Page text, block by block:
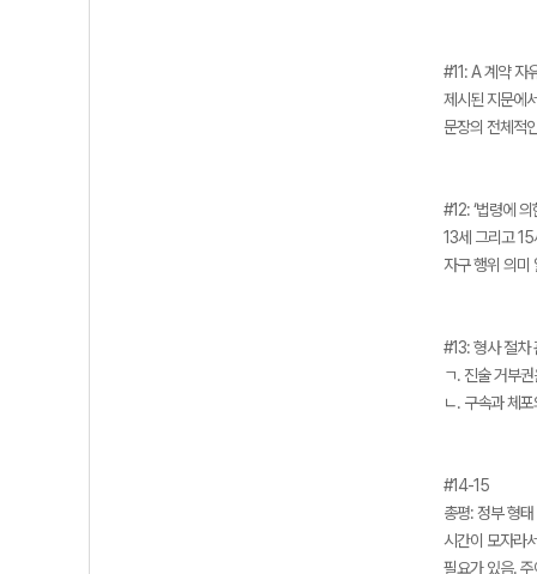
#11: A 계약 자
제시된 지문에
문장의 전체적
#12: ‘법령에 의
13세 그리고
자구 행위 의미
#13: 형사 절차
ㄱ. 진술 거부
ㄴ. 구속과 체
#14-15
총평: 정부 형
시간이 모자라
필요가 있음.